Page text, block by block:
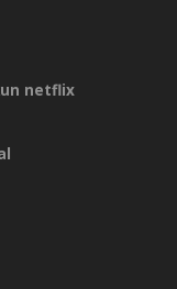
netflix